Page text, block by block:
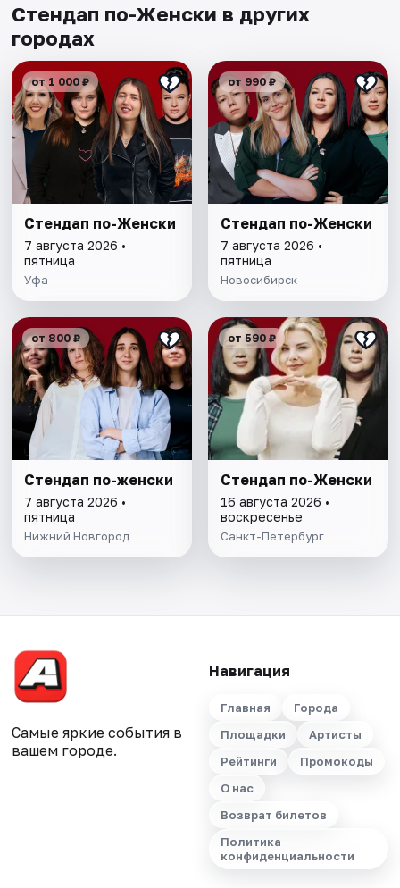
Стендап по-Женски в других
городах
от 1 000 ₽
Стендап по-Женски
7 августа 2026 •
пятница
Уфа
от 990 ₽
Стендап по-Женски
7 августа 2026 •
пятница
Новосибирск
от 800 ₽
Стендап по-женски
7 августа 2026 •
пятница
Нижний Новгород
от 590 ₽
Стендап по-Женски
16 августа 2026 •
воскресенье
Санкт-Петербург
Самые яркие события в
вашем городе.
Навигация
Главная
Города
Площадки
Артисты
Рейтинги
Промокоды
О нас
Возврат билетов
Политика
конфиденциальности